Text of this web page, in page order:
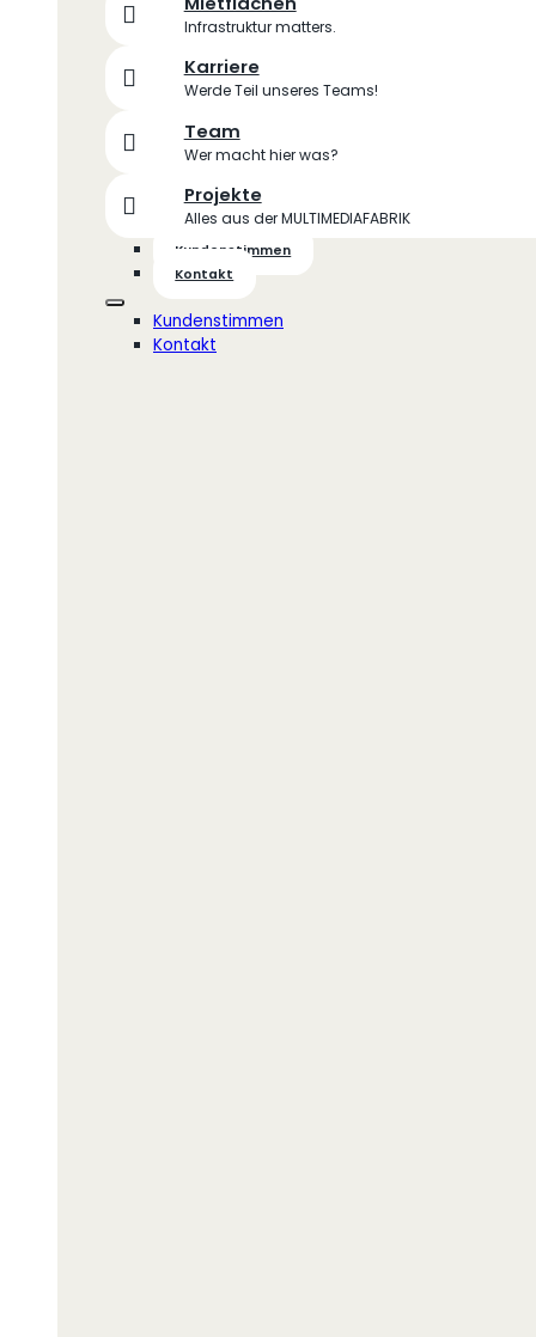
Infrastruktur matters.
Karriere
Werde Teil unseres Teams!
Team
Wer macht hier was?
Projekte
Alles aus der MULTIMEDIAFABRIK
Kundenstimmen
Kontakt
Kundenstimmen
Kontakt